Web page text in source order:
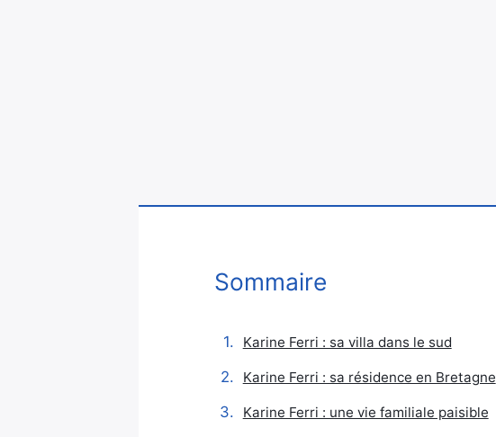
Sommaire
Karine Ferri : sa villa dans le sud
Karine Ferri : sa résidence en Bretagne
Karine Ferri : une vie familiale paisible